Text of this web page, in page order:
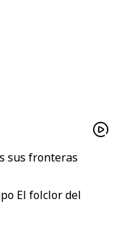
sus fronteras